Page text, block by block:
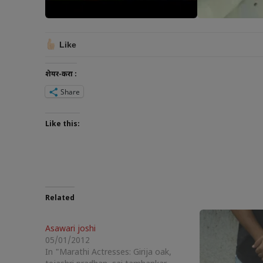
Like
शेयर-करा :
Share
Like this:
Related
Asawari joshi
05/01/2012
In "Marathi Actresses: Girija oak,